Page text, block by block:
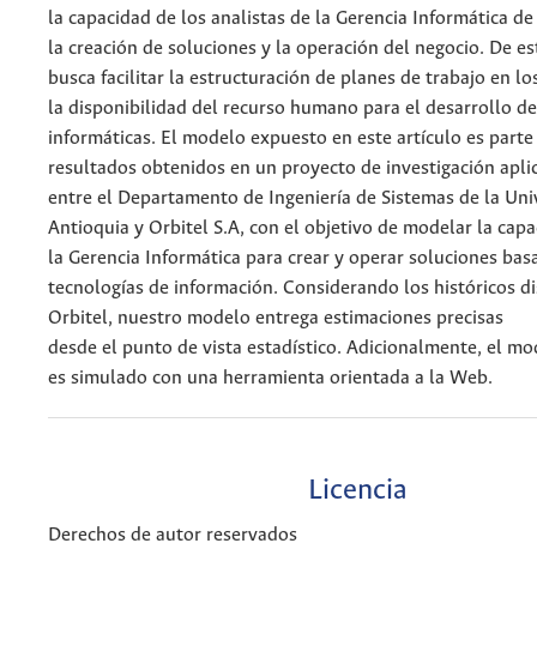
la capacidad de los analistas de la Gerencia Informática de
la creación de soluciones y la operación del negocio. De
busca facilitar la estructuración de planes de trabajo en
la disponibilidad del recurso humano para el desarrollo
informáticas. El modelo expuesto en este artículo es
resultados obtenidos en un proyecto de investigación
entre el Departamento de Ingeniería de Sistemas de la
Antioquia y Orbitel S.A, con el objetivo de modelar la
la Gerencia Informática para crear y operar soluciones
tecnologías de información. Considerando los históricos
Orbitel, nuestro modelo entrega estimaciones precisas
desde el punto de vista estadístico. Adicionalmente, el
es simulado con una herramienta orientada a la Web.
Licencia
Derechos de autor reservados